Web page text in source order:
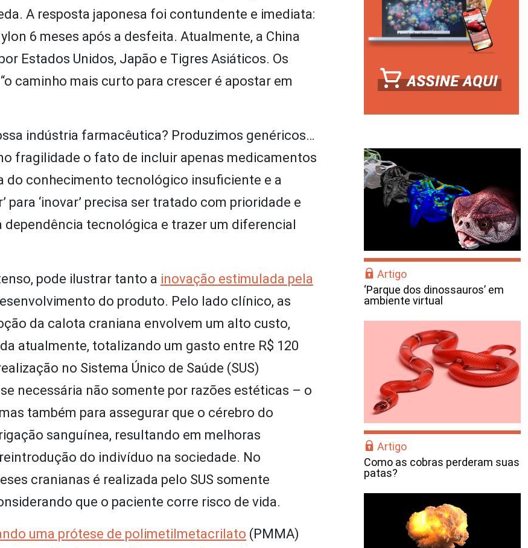
A resposta japonesa foi contundente e imediata:
6 meses após a desfeita. Atualmente, a China
Estados Unidos, Japão e Tigres Asiáticos. Os
caminho mais curto para crescer é apostar em
indústria farmacêutica? Produzimos genéricos…
fragilidade o fato de incluir apenas medicamentos
do conhecimento tecnológico insuficiente e a
‘inovar’ precisa ser tratado com prioridade e
tecnológica e trazer um diferencial
pode ilustrar tanto a inovação estimulada pela
do produto. Pelo lado clínico, as
da calota craniana envolvem um alto custo,
atualmente, totalizando um gasto entre R$ 120
no Sistema Único de Saúde (SUS)
necessária não somente por razões estéticas – o
também para assegurar que o cérebro do
sanguínea, resultando em melhoras
do indivíduo na sociedade. No
cranianas é realizada pelo SUS somente
que o paciente corre risco de vida.
uma prótese de polimetilmetacrilato (PMMA)
Artigo
‘Parque dos dinossauros’ em
ambiente virtual
Artigo
Como as cobras perderam suas
patas?